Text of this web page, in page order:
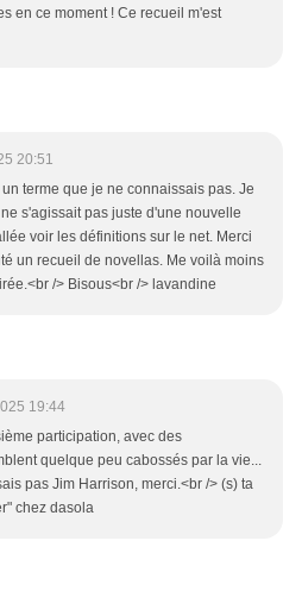
en ce moment ! Ce recueil m'est
20:51
terme que je ne connaissais pas. Je
s'agissait pas juste d'une nouvelle
voir les définitions sur le net. Merci
un recueil de novellas. Me voilà moins
/> Bisous<br /> lavandine
19:44
participation, avec des
quelque peu cabossés par la vie...
pas Jim Harrison, merci.<br /> (s) ta
chez dasola